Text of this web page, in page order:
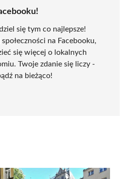
się tym co najlepsze!
społeczności na Facebooku,
się więcej o lokalnych
Twoje zdanie się liczy -
na bieżąco!